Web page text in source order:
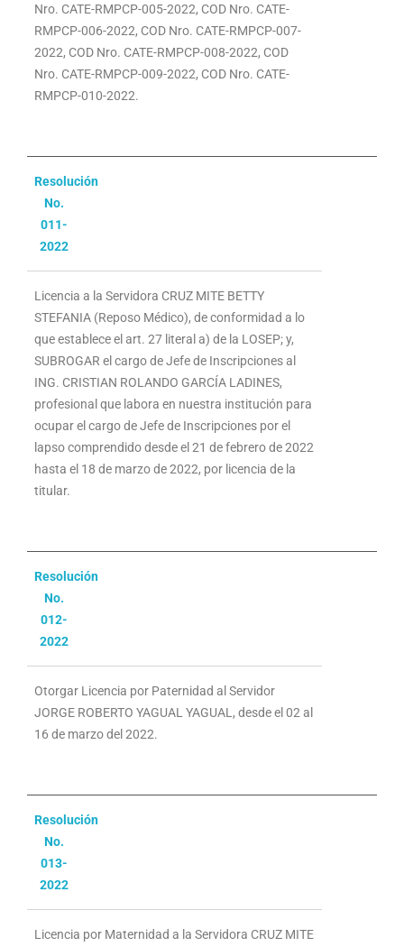
Nro. CATE-RMPCP-005-2022, COD Nro. CATE-
RMPCP-006-2022, COD Nro. CATE-RMPCP-007-
2022, COD Nro. CATE-RMPCP-008-2022, COD
Nro. CATE-RMPCP-009-2022, COD Nro. CATE-
RMPCP-010-2022.
Resolución
No.
011-
2022
Licencia a la Servidora CRUZ MITE BETTY
STEFANIA (Reposo Médico), de conformidad a lo
que establece el art. 27 literal a) de la LOSEP; y,
SUBROGAR el cargo de Jefe de Inscripciones al
ING. CRISTIAN ROLANDO GARCÍA LADINES,
profesional que labora en nuestra institución para
ocupar el cargo de Jefe de Inscripciones por el
lapso comprendido desde el 21 de febrero de 2022
hasta el 18 de marzo de 2022, por licencia de la
titular.
Resolución
No.
012-
2022
Otorgar Licencia por Paternidad al Servidor
JORGE ROBERTO YAGUAL YAGUAL, desde el 02 al
16 de marzo del 2022.
Resolución
No.
013-
2022
Licencia por Maternidad a la Servidora CRUZ MITE